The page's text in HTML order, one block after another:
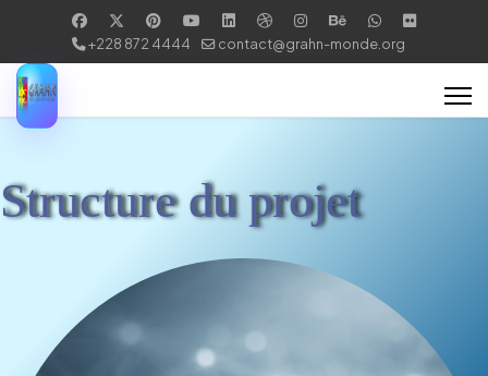
+228 872 4444 contact@grahn-monde.org
Structure du projet